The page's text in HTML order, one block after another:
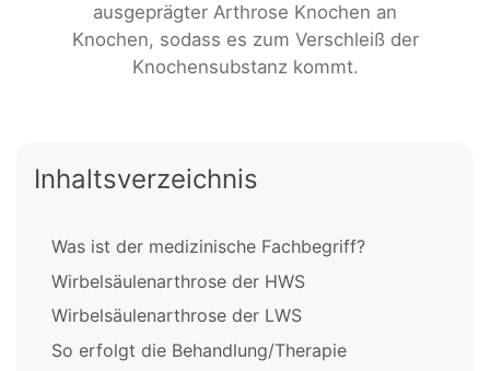
ausgeprägter Arthrose Knochen an
Knochen, sodass es zum Verschleiß der
Knochensubstanz kommt.
Inhaltsverzeichnis
Was ist der medizinische Fachbegriff?
Wirbelsäulenarthrose der HWS
Wirbelsäulenarthrose der LWS
So erfolgt die Behandlung/Therapie